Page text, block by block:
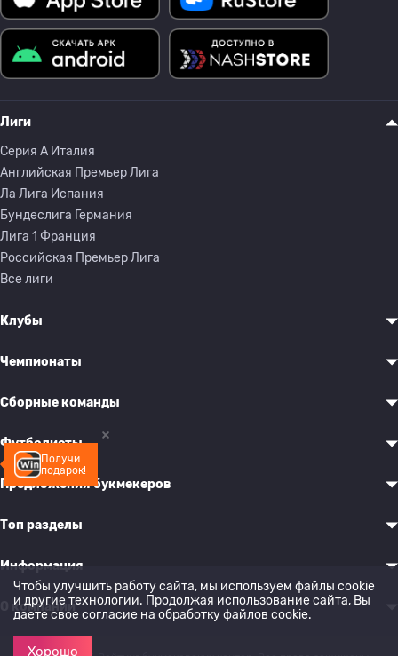
Получи
подарок!
Лиги
Серия A Италия
Английская Премьер Лига
Ла Лига Испания
Бундеслига Германия
Лига 1 Франция
Российская Премьер Лига
Все лиги
Клубы
Чемпионаты
Сборные команды
Футболисты
Предложения букмекеров
Топ разделы
Информация
О компании
Чтобы улучшить работу сайта, мы используем файлы cookie
и другие технологии. Продолжая использование сайта, Вы
даете свое согласие на обработкуфайлов cookie.
Хорошо